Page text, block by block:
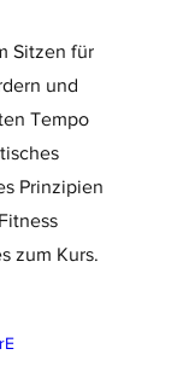
Sitzen für
und
Tempo
Prinzipien
zum Kurs.